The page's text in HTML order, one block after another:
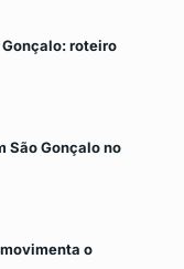
Gonçalo: roteiro
São Gonçalo no
o